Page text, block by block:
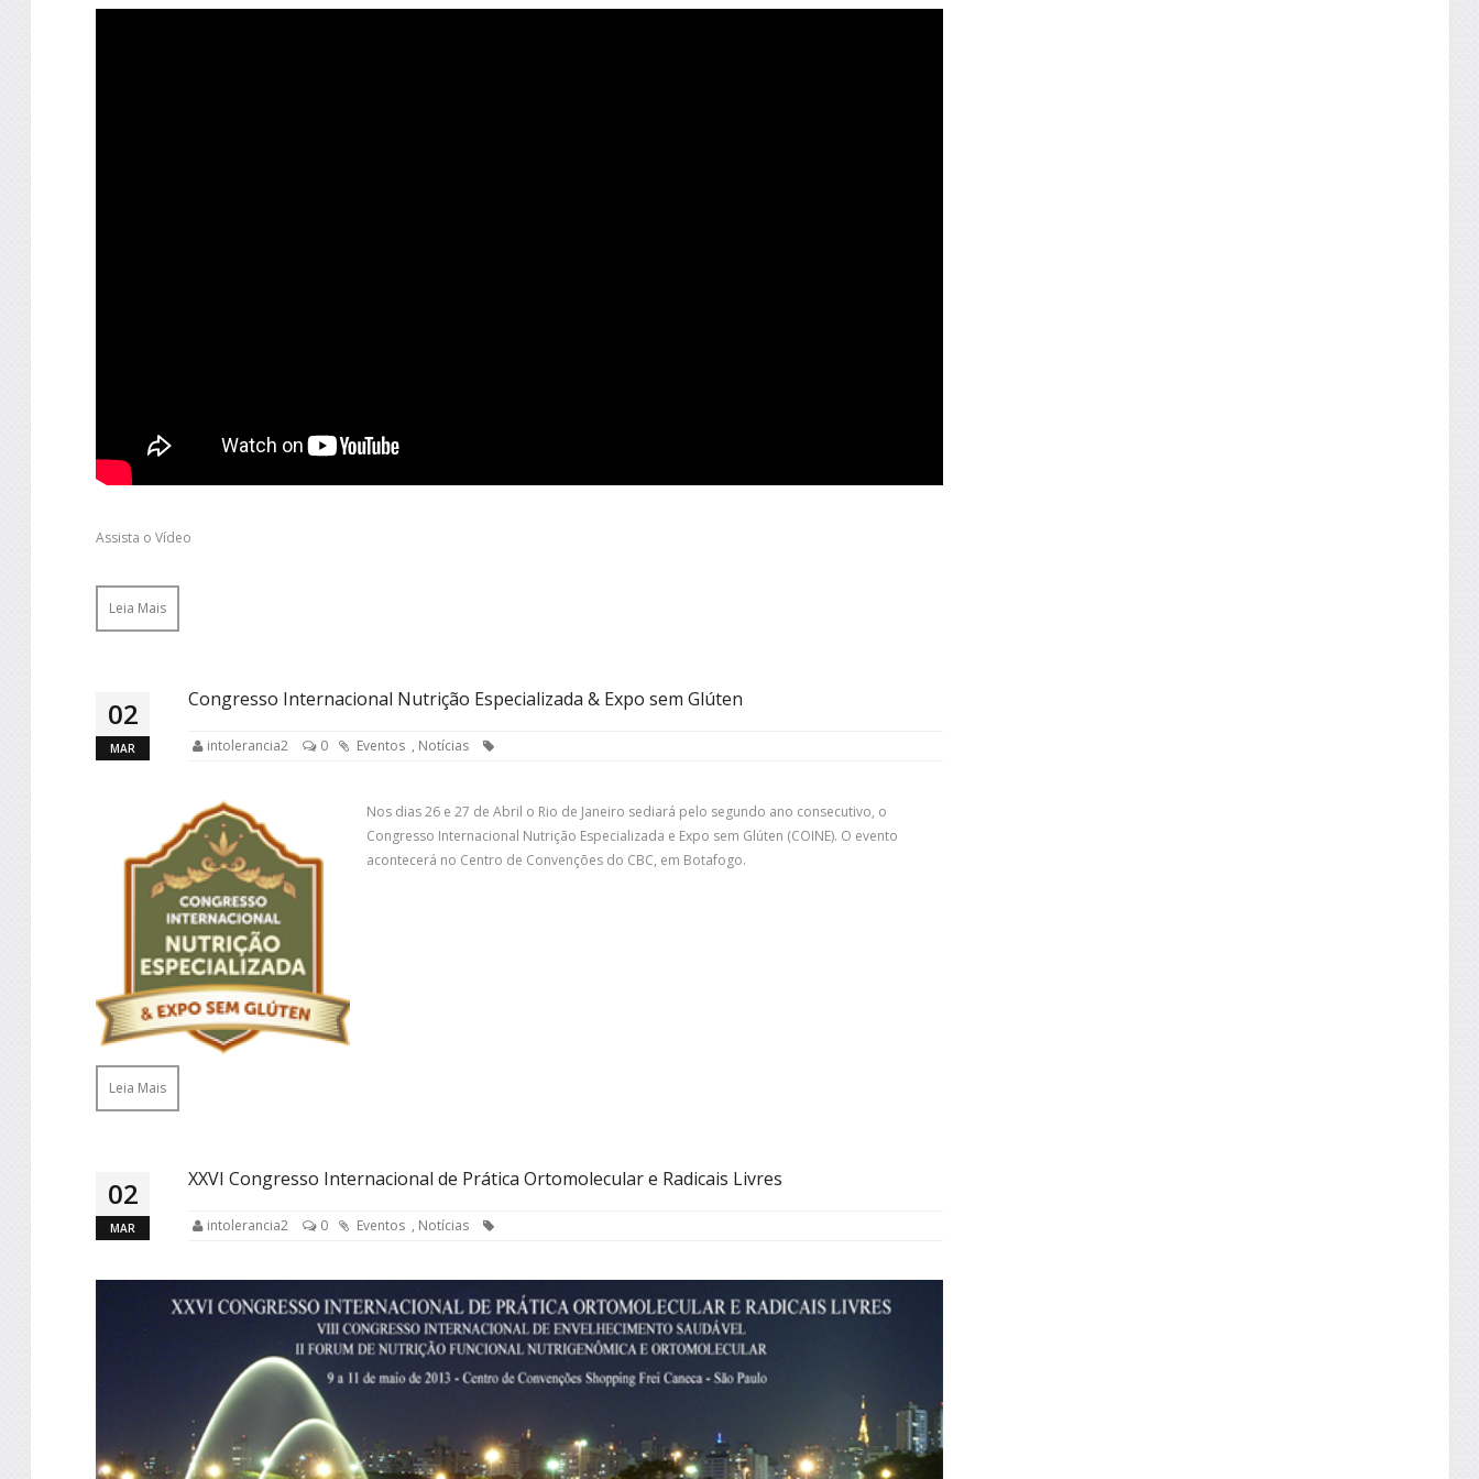
Assista o Vídeo
Leia Mais
02
MAR
Congresso Internacional Nutrição Especializada & Expo sem Glúten
intolerancia2 0 Eventos , Notícias
Nos dias 26 e 27 de Abril o Rio de Janeiro sediará pelo segundo ano consecutivo, o
Congresso Internacional Nutrição Especializada e Expo sem Glúten (COINE). O evento
acontecerá no Centro de Convenções do CBC, em Botafogo.
Leia Mais
02
MAR
XXVI Congresso Internacional de Prática Ortomolecular e Radicais Livres
intolerancia2 0 Eventos , Notícias